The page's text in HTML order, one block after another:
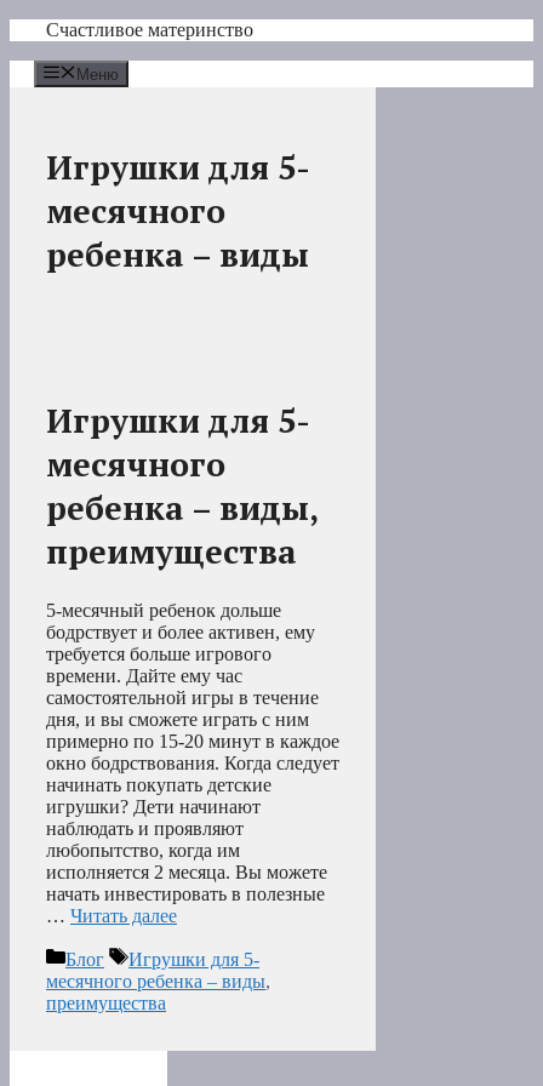
Перейти
содержимому
Счастливое материнство
Меню
Игрушки для 5-
месячного
ребенка – виды
Игрушки для 5-
месячного
ребенка – виды,
преимущества
5-месячный ребенок дольше
бодрствует и более активен, ему
требуется больше игрового
времени. Дайте ему час
самостоятельной игры в течение
дня, и вы сможете играть с ним
примерно по 15-20 минут в каждое
окно бодрствования. Когда следует
начинать покупать детские
игрушки? Дети начинают
наблюдать и проявляют
любопытство, когда им
исполняется 2 месяца. Вы можете
начать инвестировать в полезные
… Читать далее
Рубрики
Блог Метки
Игрушки для 5-
месячного ребенка – виды,
преимущества